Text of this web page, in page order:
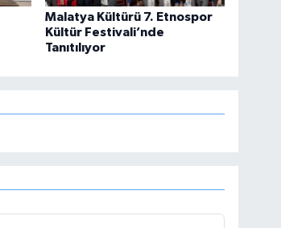
Malatya Kültürü 7. Etnospor
Kültür Festivali’nde
Tanıtılıyor